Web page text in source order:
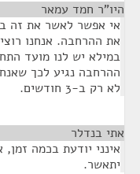
היו"ר חמד עמאר
אי אפשר לאשר את זה
את ההרחבה. אנחנו
במילא יש לנו מועד
ההרחבה נגיע לכך
לא רק ב-3 חודשים.
אתי בנדלר
אינני יודעת בכמה
יתאשר.